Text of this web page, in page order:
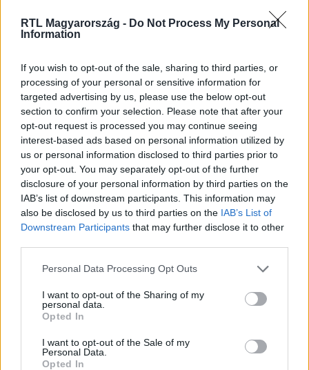
RTL Magyarország - Do Not Process My Personal
Information
If you wish to opt-out of the sale, sharing to third parties, or
processing of your personal or sensitive information for
targeted advertising by us, please use the below opt-out
section to confirm your selection. Please note that after your
opt-out request is processed you may continue seeing
interest-based ads based on personal information utilized by
us or personal information disclosed to third parties prior to
your opt-out. You may separately opt-out of the further
disclosure of your personal information by third parties on the
IAB’s list of downstream participants. This information may
also be disclosed by us to third parties on the IAB’s List of
Downstream Participants that may further disclose it to other
Please note that this website/app uses one or more Google
not limited to your visit or usage behaviour. You may click to
grant or deny consent to Google and its third-party tags to
use your data for below specified purposes in below Google
consent section.
Personal Data Processing Opt Outs
I want to opt-out of the Sharing of my
personal data.
Opted In
I want to opt-out of the Sale of my
Personal Data.
Opted In
legyen a Google-találatokban!
Követem